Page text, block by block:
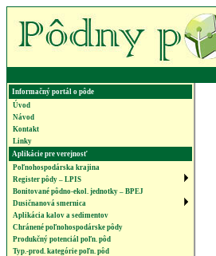
Informačný portál o pôde
Úvod
Návod
Kontakt
Linky
Aplikácie pre verejnosť
Poľnohospodárska krajina
Register pôdy – LPIS
Bonitované pôdno-ekol. jednotky – BPEJ
Dusičnanová smernica
Aplikácia kalov a sedimentov
Chránené poľnohospodárske pôdy
Produkčný potenciál poľn. pôd
Typ.-prod. kategórie poľn. pôd